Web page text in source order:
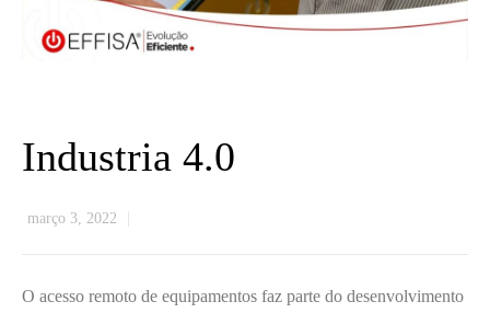
Industria 4.0
março 3, 2022
O acesso remoto de equipamentos faz parte do desenvolvimento